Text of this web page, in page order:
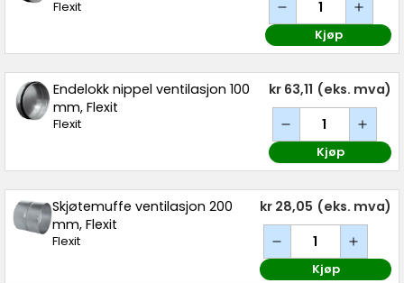
Flexit
Kjøp
Endelokk nippel ventilasjon 100
mm, Flexit
Flexit
kr 63,11 (eks. mva)
Kjøp
Skjøtemuffe ventilasjon 200
mm, Flexit
Flexit
kr 28,05 (eks. mva)
Kjøp